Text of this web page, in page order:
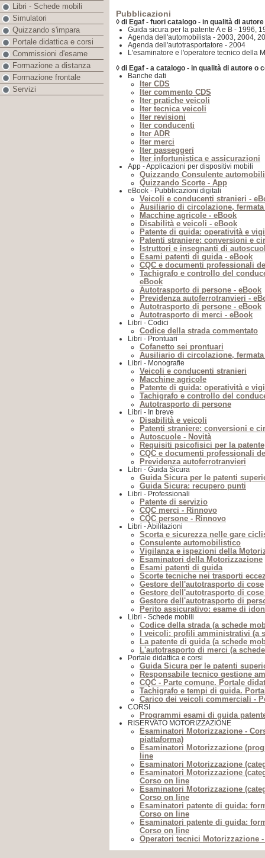
Pubblicazioni
◊ di Egaf - fuori catalogo - in qualità di
Guida sicura per la patente A e B - 1996,
Agenda dell'automobilista - 2003, 2004,
Agenda dell'autotrasportatore - 2004
L'esaminatore e l'operatore tecnico della
◊ di Egaf - a catalogo - in qualità di autore o
Banche dati
Iter CDS
Iter commento CDS
Iter pratiche veicoli
Iter tecnica veicoli
Iter revisioni
Iter conducenti
Iter ADR
Iter merci
Iter passeggeri
Iter infortunistica e assicurazioni
App - Applicazioni per dispositivi mobili
Quizzando Consulente
Quizzando Scorte - App
eBook - Pubblicazioni digitali
Veicoli e conducenti stranieri -
Ausiliario di circolazione, fermata
Macchine agricole - eBook
Disabilità e veicoli - eBook
Patente di guida: operatività e
Patenti straniere: conversioni e
Istruttori e insegnanti di
Esami patenti di guida - eBook
CQC e documenti professionali
Tachigrafo e controllo del
eBook
Autotrasporto di persone - eBook
Previdenza autoferrotranvieri -
Autotrasporto di persone - eBook
Autotrasporto di merci - eBook
Libri - Codici
Codice della strada commentato
Libri - Prontuari
Cofanetto sei prontuari
Ausiliario di circolazione, fermata
Libri - Monografie
Veicoli e conducenti stranieri
Macchine agricole
Patente di guida: operatività e
Tachigrafo e controllo del
Autotrasporto di persone
Libri - In breve
Disabilità e veicoli
Patenti straniere: conversioni e
Autoscuole - Novità
Requisiti psicofisici per la patente
CQC e documenti professionali
Previdenza autoferrotranvieri
Libri - Guida Sicura
Guida Sicura per le patenti
Guida Sicura: recupero punti
Libri - Professionali
Patente di servizio
CQC merci - Rinnovo
CQC persone - Rinnovo
Libri - Abilitazioni
Scorta e sicurezza nelle gare
Consulente automobilistico
Vigilanza e ispezioni della
Esaminatori della Motorizzazione
Esami patenti di guida
Scorte tecniche nei trasporti
Gestore dell'autotrasporto di cose
Gestore dell'autotrasporto di cose
Gestore dell'autotrasporto di
Perito assicurativo: esame di
Libri - Schede mobili
Codice della strada (a schede
I veicoli: profili amministrativi (a
La patente di guida (a schede
L'autotrasporto di merci (a
Portale didattica e corsi
Guida Sicura per le patenti
Responsabile tecnico gestione
CQC - Parte comune. Portale
Tachigrafo e tempi di guida.
Carico dei veicoli commerciali -
CORSI
Programmi esami di guida
RISERVATO MOTORIZZAZIONE
Esaminatori Motorizzazione -
piattaforma)
Esaminatori Motorizzazione
line
Esaminatori Motorizzazione
Esaminatori Motorizzazione
Corso on line
Esaminatori Motorizzazione
Corso on line
Esaminatori patente di guida:
Corso on line
Esaminatori patente di guida:
Corso on line
Operatori tecnici Motorizzazione
Libri - Schede mobili
Simulatori
Quizzando s'impara
Portale didattica e corsi
Commissioni d'esame
Formazione a distanza
Formazione frontale
Servizi